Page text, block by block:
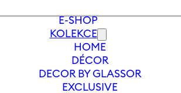
E-SHOP
KOLEKCE
HOME
DÉCOR
DECOR BY GLASSOR
EXCLUSIVE
VÁZA MEADOW 300 MM |